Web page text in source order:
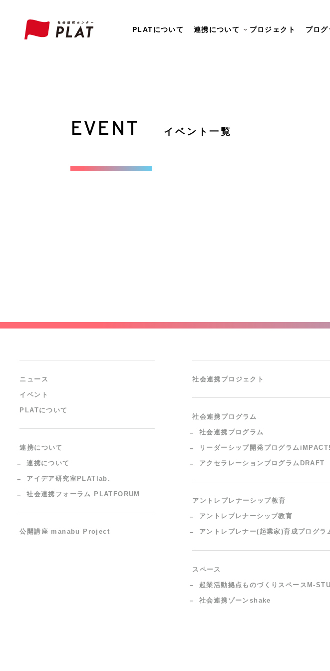
PLATについて 連携について プロジェクト プログ
EVENT イベント一覧
ニュース
イベント
PLATについて
連携について
連携について
アイデア研究室PLATlab.
社会連携フォーラム PLATFORUM
公開講座 manabu Project
社会連携プロジェクト
社会連携プログラム
社会連携プログラム
リーダーシップ開発プログラム iMPACT!
アクセラレーションプログラム DRAFT
アントレプレナーシップ教育
アントレプレナーシップ教育
アントレプレナー(起業家)育成プログ
スペース
起業活動拠点ものづくりスペース M-
社会連携ゾーンshake